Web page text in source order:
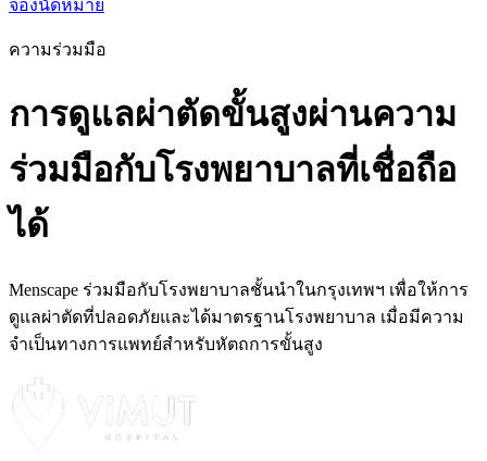
จองนัดหมาย
ความร่วมมือ
การดูแลผ่าตัดขั้นสูงผ่านความ
ร่วมมือกับโรงพยาบาลที่เชื่อถือ
ได้
Menscape ร่วมมือกับโรงพยาบาลชั้นนำในกรุงเทพฯ เพื่อให้การ
ดูแลผ่าตัดที่ปลอดภัยและได้มาตรฐานโรงพยาบาล เมื่อมีความ
จำเป็นทางการแพทย์สำหรับหัตถการขั้นสูง